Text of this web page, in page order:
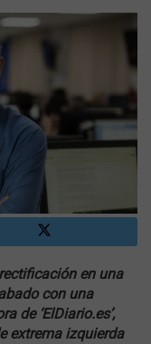
en una
con una
de ‘ElDiario.es’,
extrema izquierda